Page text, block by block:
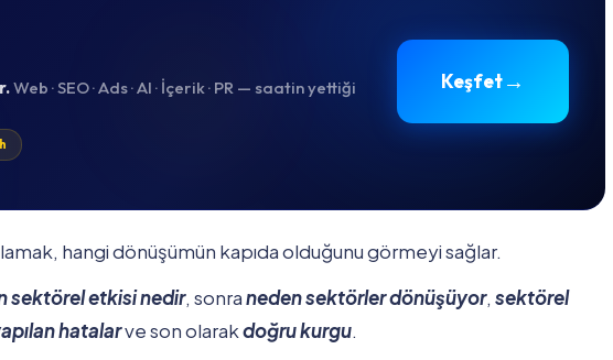
Web · SEO · Ads · AI · İçerik · PR — saatin yettiği
Keşfet→
hangi dönüşümün kapıda olduğunu görmeyi sağlar.
sektörel etkisi nedir, sonraneden sektörler dönüşüyor, sektörel
hatalarve son olarakdoğru kurgu.